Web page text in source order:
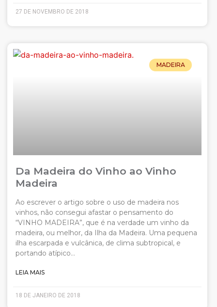
27 DE NOVEMBRO DE 2018
MADEIRA
Da Madeira do Vinho ao Vinho
Madeira
Ao escrever o artigo sobre o uso de madeira nos
vinhos, não consegui afastar o pensamento do
“VINHO MADEIRA”, que é na verdade um vinho da
madeira, ou melhor, da Ilha da Madeira. Uma pequena
ilha escarpada e vulcânica, de clima subtropical, e
portando atípico…
LEIA MAIS
18 DE JANEIRO DE 2018